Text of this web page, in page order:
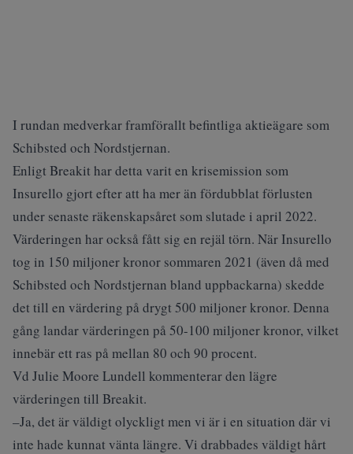
I rundan medverkar framförallt befintliga aktieägare som
Schibsted och Nordstjernan.
Enligt Breakit har detta varit en krisemission som
Insurello gjort efter att ha mer än fördubblat förlusten
under senaste räkenskapsåret som slutade i april 2022.
Värderingen har också fått sig en rejäl törn. När Insurello
tog in 150 miljoner kronor sommaren 2021 (även då med
Schibsted och Nordstjernan bland uppbackarna) skedde
det till en värdering på drygt 500 miljoner kronor. Denna
gång landar värderingen på 50-100 miljoner kronor, vilket
innebär ett ras på mellan 80 och 90 procent.
Vd Julie Moore Lundell kommenterar den lägre
värderingen till Breakit.
–Ja, det är väldigt olyckligt men vi är i en situation där vi
inte hade kunnat vänta längre. Vi drabbades väldigt hårt